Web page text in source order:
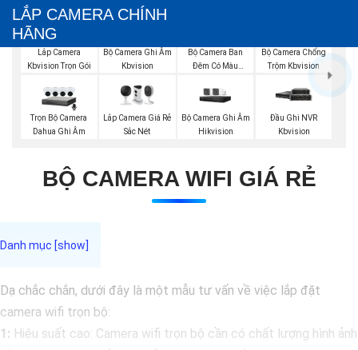
LẮP CAMERA CHÍNH
HÃNG
Lắp Camera
Kbvision Trọn Gói
Bộ Camera Ghi Âm
Kbvision
Bộ Camera Ban
Đêm Có Màu
Bộ Camera Chống
Trộm Kbvision
Trọn Bộ Camera
Dahua Ghi Âm
Lắp Camera Giá Rẻ
Sắc Nét
Bộ Camera Ghi Âm
Hikvision
Đầu Ghi NVR
Kbvision
BỘ CAMERA WIFI GIÁ RẺ
Dạ chắc chắn, dưới đây là một mẫu tư vấn về việc lắp đặt
camera wifi trọn bộ:
1: Hiệu suất cao: Camera wifi trọn bộ cần có chất lượng hình ảnh